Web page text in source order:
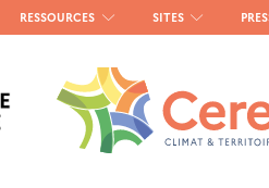
RESSOURCES SITES